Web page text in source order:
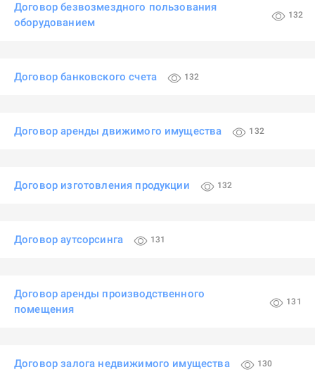
Договор безвозмездного пользования
оборудованием
132
Договор банковского счета 132
Договор аренды движимого имущества 132
Договор изготовления продукции 132
Договор аутсорсинга 131
Договор аренды производственного
помещения
131
Договор залога недвижимого имущества 130